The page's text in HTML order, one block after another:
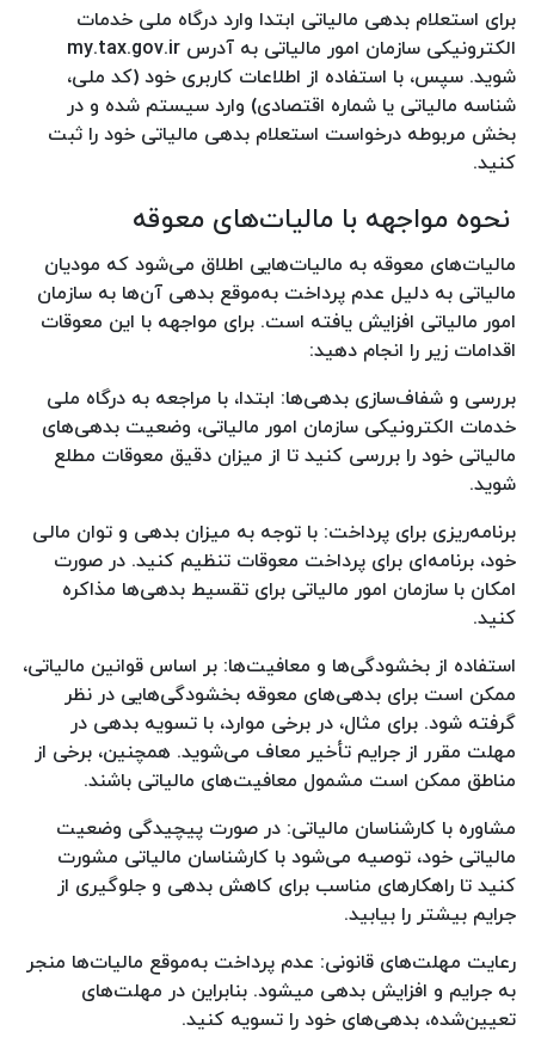
برای استعلام بدهی مالیاتی ابتدا وارد درگاه ملی خدمات
الکترونیکی سازمان امور مالیاتی به آدرس my.tax.gov.ir
شوید. سپس، با استفاده از اطلاعات کاربری خود (کد ملی،
شناسه مالیاتی یا شماره اقتصادی) وارد سیستم شده و در
بخش مربوطه درخواست استعلام بدهی مالیاتی خود را ثبت
کنید.
نحوه مواجهه با مالیات‌های معوقه
مالیات‌های معوقه به مالیات‌هایی اطلاق می‌شود که مودیان
مالیاتی به دلیل عدم پرداخت به‌موقع بدهی آن‌ها به سازمان
امور مالیاتی افزایش یافته است. برای مواجهه با این معوقات
اقدامات زیر را انجام دهید:
بررسی و شفاف‌سازی بدهی‌ها: ابتدا، با مراجعه به درگاه ملی
خدمات الکترونیکی سازمان امور مالیاتی، وضعیت بدهی‌های
مالیاتی خود را بررسی کنید تا از میزان دقیق معوقات مطلع
شوید.
برنامه‌ریزی برای پرداخت: با توجه به میزان بدهی و توان مالی
خود، برنامه‌ای برای پرداخت معوقات تنظیم کنید. در صورت
امکان با سازمان امور مالیاتی برای تقسیط بدهی‌ها مذاکره
کنید.
استفاده از بخشودگی‌ها و معافیت‌ها: بر اساس قوانین مالیاتی،
ممکن است برای بدهی‌های معوقه بخشودگی‌هایی در نظر
گرفته شود. برای مثال، در برخی موارد، با تسویه بدهی در
مهلت مقرر از جرایم تأخیر معاف می‌شوید. همچنین، برخی از
مناطق ممکن است مشمول معافیت‌های مالیاتی باشند.
مشاوره با کارشناسان مالیاتی: در صورت پیچیدگی وضعیت
مالیاتی خود، توصیه می‌شود با کارشناسان مالیاتی مشورت
کنید تا راهکارهای مناسب برای کاهش بدهی و جلوگیری از
جرایم بیشتر را بیابید.
رعایت مهلت‌های قانونی: عدم پرداخت به‌موقع مالیات‌ها منجر
به جرایم و افزایش بدهی میشود. بنابراین در مهلت‌های
تعیین‌شده، بدهی‌های خود را تسویه کنید.